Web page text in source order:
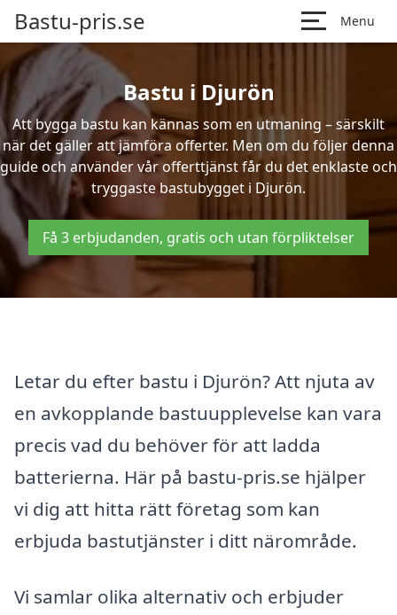
Bastu-pris.se Menu
Bastu i Djurön
Att bygga bastu kan kännas som en utmaning – särskilt
när det gäller att jämföra offerter. Men om du följer denna
guide och använder vår offerttjänst får du det enklaste och
tryggaste bastubygget i Djurön.
Få 3 erbjudanden, gratis och utan förpliktelser
Letar du efter bastu i Djurön? Att njuta av
en avkopplande bastuupplevelse kan vara
precis vad du behöver för att ladda
batterierna. Här på bastu-pris.se hjälper
vi dig att hitta rätt företag som kan
erbjuda bastutjänster i ditt närområde.
Vi samlar olika alternativ och erbjuder